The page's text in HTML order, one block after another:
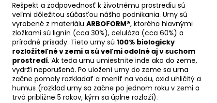
Rešpekt a zodpovednosť k životnému prostrediu sú
veľmi dôležitou súčasťou nášho podnikania. Urny sú
vyrobené z materiálu ARBOFORM®, ktorého hlavnými
zložkami sú lignín (cca 30%), celulóza (cca 60%) a
prírodné prísady. Tieto urny sú 100% biologicky
rozložiteľné v zemi a sú veľmi odolné aj v suchom
prostredí. Ak teda urnu umiestnite inde ako do zeme,
vydrží neporušená. Po uložení urny do zeme sa urna
začne pomaly rozkladať a meniť na vodu, oxid uhličitý a
humus (rozklad urny sa začne po jednom roku v zemi a
trvá približne 5 rokov, kým sa úplne rozloží).